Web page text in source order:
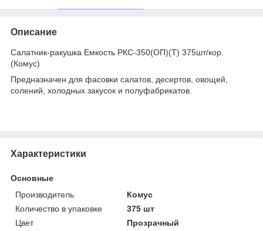
Описание
Салатник-ракушка Емкость РКС-350(ОП)(Т) 375шт/кор.
(Комус)
Предназначен для фасовки салатов, десертов, овощей,
солений, холодных закусок и полуфабрикатов.
Характеристики
Основные
Производитель
Комус
Количество в упаковке
375 шт
Цвет
Прозрачный